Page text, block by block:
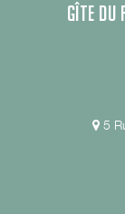
GÎTE DU
5